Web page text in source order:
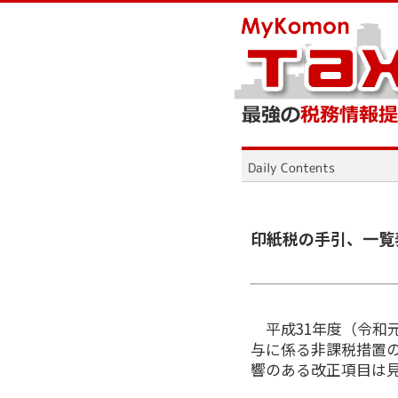
印紙税の手引、一
平成31年度（令和
与に係る非課税措置
響のある改正項目は